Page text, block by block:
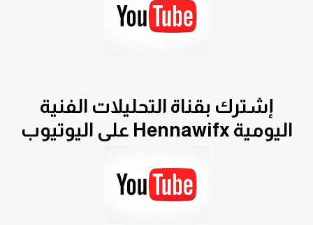
إشترك بقناة التحليلات الفنية
اليومية Hennawifx على اليوتيوب